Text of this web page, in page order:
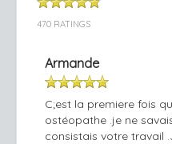
470 RATINGS
Armande
C;est la premiere fois
ostéopathe .je ne
consistais votre travail